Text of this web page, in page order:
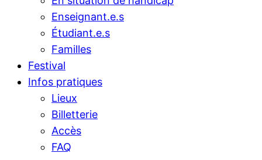
Enseignant.e.s
Étudiant.e.s
Familles
Festival
Infos pratiques
Lieux
Billetterie
Accès
FAQ